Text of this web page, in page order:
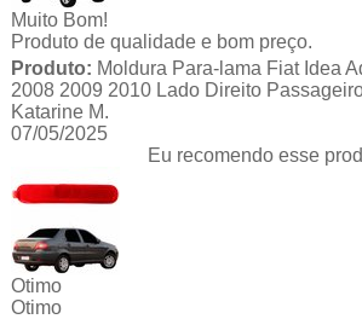
Muito Bom!
Produto de qualidade e bom preço.
Produto: Moldura Para-lama Fiat Idea
2008 2009 2010 Lado Direito
Katarine M.
07/05/2025
Eu recomendo esse
Otimo
Otimo